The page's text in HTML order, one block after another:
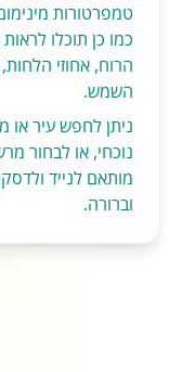
טמפרטורות
כמו כן תוכלו
הרוח, אחוזי
השמש.
ניתן לחפש עיר או
נוכחי, או לבחור
מותאם לנייד
וברורה.